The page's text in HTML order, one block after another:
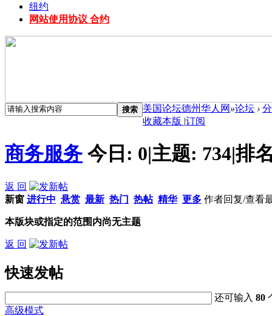
纽约
网站使用协议 合约
搜索 美国论坛德州华人网 »论坛 ›
收藏本版 |订阅
商务服务 今日: 0|主题: 734|排
返 回
新窗 进行中 悬赏 最新 热门 热帖 精华 更多 作者回复/查看
本版块或指定的范围内尚无主题
返 回
快速发帖
还可输入80
高级模式